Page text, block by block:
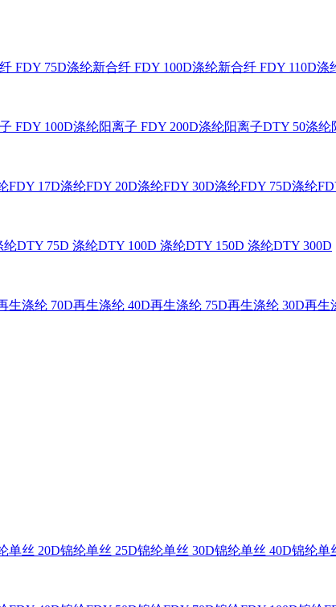
FDY 75D涤纶新合纤 FDY 100D涤纶新合纤 FDY 110D涤
FDY 100D涤纶阳离子 FDY 200D涤纶阳离子DTY 50涤纶
FDY 17D涤纶FDY 20D涤纶FDY 30D涤纶FDY 75D涤纶
纶DTY 75D 涤纶DTY 100D 涤纶DTY 150D 涤纶DTY 300D
生涤纶 70D再生涤纶 40D再生涤纶 75D再生涤纶 30D再生
单丝 20D锦纶单丝 25D锦纶单丝 30D锦纶单丝 40D锦纶单